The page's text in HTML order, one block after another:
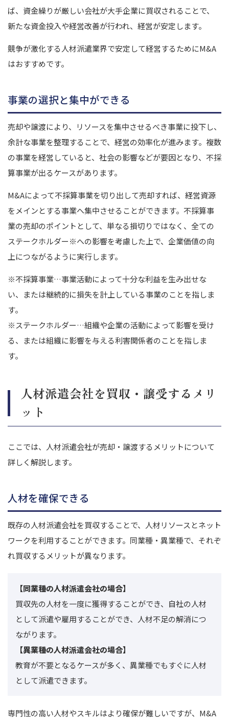
ば、資金繰りが厳しい会社が大手企業に買収されることで、
新たな資金投入や経営改善が行われ、経営が安定します。
競争が激化する人材派遣業界で安定して経営するためにM&A
はおすすめです。
事業の選択と集中ができる
売却や譲渡により、リソースを集中させるべき事業に投下し、
余計な事業を整理することで、経営の効率化が進みます。 複数
の事業を経営していると、社会の影響などが要因となり、不採
算事業が出るケースがあります。
M&Aによって不採算事業を切り出して売却すれば、経営資源
をメインとする事業へ集中させることができます。 不採算事
業の売却のポイントとして、単なる損切りではなく、全ての
ステークホルダー※への影響を考慮した上で、企業価値の向
上につながるように実行します。
※不採算事業…事業活動によって十分な利益を生み出せな
い、または継続的に損失を計上している事業のことを指しま
す。
※ステークホルダー…組織や企業の活動によって影響を受け
る、または組織に影響を与える利害関係者のことを指しま
す。
人材派遣会社を買収・譲受するメリ
ット
ここでは、人材派遣会社が売却・譲渡するメリットについて
詳しく解説します。
人材を確保できる
既存の人材派遣会社を買収することで、人材リソースとネット
ワークを利用することができます。 同業種・異業種で、それぞ
れ買収するメリットが異なります。
【同業種の人材派遣会社の場合】
買収先の人材を一度に獲得することができ、自社の人材
として派遣や雇用することができ、人材不足の解消につ
ながります。
【異業種の人材派遣会社の場合】
教育が不要となるケースが多く、異業種でもすぐに人材
として派遣できます。
専門性の高い人材やスキルはより確保が難しいですが、M&A